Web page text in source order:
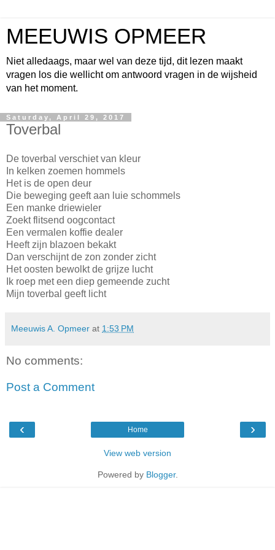
MEEUWIS OPMEER
Niet alledaags, maar wel van deze tijd, dit lezen maakt
vragen los die wellicht om antwoord vragen in de wijsheid
van het moment.
Saturday, April 29, 2017
Toverbal
De toverbal verschiet van kleur
In kelken zoemen hommels
Het is de open deur
Die beweging geeft aan luie schommels
Een manke driewieler
Zoekt flitsend oogcontact
Een vermalen koffie dealer
Heeft zijn blazoen bekakt
Dan verschijnt de zon zonder zicht
Het oosten bewolkt de grijze lucht
Ik roep met een diep gemeende zucht
Mijn toverbal geeft licht
Meeuwis A. Opmeer at 1:53 PM
No comments:
Post a Comment
‹ ›
Home
View web version
Powered by Blogger.